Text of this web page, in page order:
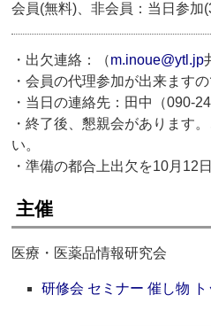
会員(無料)、非会員：当日参加
・出欠連絡：（m.inoue@ytl.jp
・会員の代理参加が出来ます
・当日の連絡先：田中（090-
・終了後、懇親会があります
い。
・準備の都合上出欠を10月12
主催
医療・医薬品情報研究会
研修会 セミナー 催し物 ト